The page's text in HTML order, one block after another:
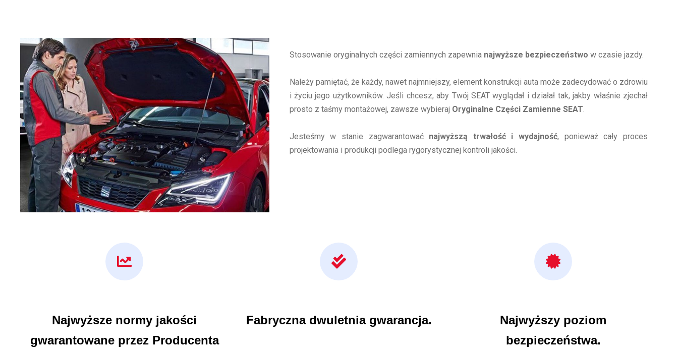
Stosowanie oryginalnych części zamiennych zapewnia najwyższe bezpieczeństwo w czasie jazdy.
Należy pamiętać, że każdy, nawet najmniejszy, element konstrukcji auta może zadecydować o zdrowiu
i życiu jego użytkowników. Jeśli chcesz, aby Twój SEAT wyglądał i działał tak, jakby właśnie zjechał
prosto z taśmy montażowej, zawsze wybieraj Oryginalne Części Zamienne SEAT.
Jesteśmy w stanie zagwarantować najwyższą trwałość i wydajność, ponieważ cały proces
projektowania i produkcji podlega rygorystycznej kontroli jakości.
Najwyższe normy jakości
gwarantowane przez Producenta
Fabryczna dwuletnia gwarancja.
Najwyższy poziom
bezpieczeństwa.